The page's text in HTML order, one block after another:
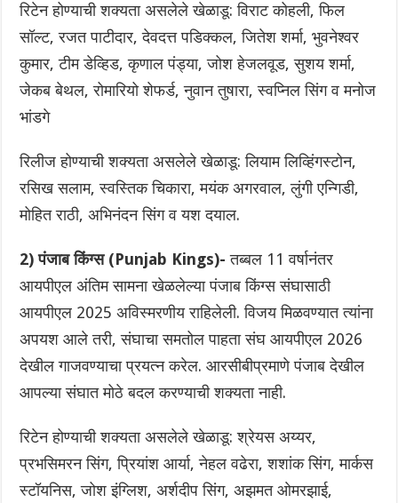
रिटेन होण्याची शक्यता असलेले खेळाडू: विराट कोहली, फिल
सॉल्ट, रजत पाटीदार, देवदत्त पडिक्कल, जितेश शर्मा, भुवनेश्वर
कुमार, टीम डेव्हिड, कृणाल पंड्या, जोश हेजलवूड, सुशय शर्मा,
जेकब बेथल, रोमारियो शेफर्ड, नुवान तुषारा, स्वप्निल सिंग व मनोज
भांडगे
रिलीज होण्याची शक्यता असलेले खेळाडू: लियाम लिव्हिंगस्टोन,
रसिख सलाम, स्वस्तिक चिकारा, मयंक अगरवाल, लुंगी एन्गिडी,
मोहित राठी, अभिनंदन सिंग व यश दयाल.
2) पंजाब किंग्स (Punjab Kings)- तब्बल 11 वर्षानंतर
आयपीएल अंतिम सामना खेळलेल्या पंजाब किंग्स संघासाठी
आयपीएल 2025 अविस्मरणीय राहिलेली. विजय मिळवण्यात त्यांना
अपयश आले तरी, संघाचा समतोल पाहता संघ आयपीएल 2026
देखील गाजवण्याचा प्रयत्न करेल. आरसीबीप्रमाणे पंजाब देखील
आपल्या संघात मोठे बदल करण्याची शक्यता नाही.
रिटेन होण्याची शक्यता असलेले खेळाडू: श्रेयस अय्यर,
प्रभसिमरन सिंग, प्रियांश आर्या, नेहल वढेरा, शशांक सिंग, मार्कस
स्टॉयनिस, जोश इंग्लिश, अर्शदीप सिंग, अझमत ओमरझाई,